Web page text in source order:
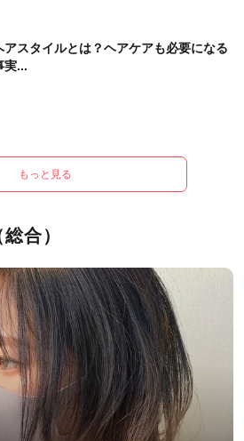
アスタイルとは？ヘアケアも必要になる
実...
もっと見る
合）